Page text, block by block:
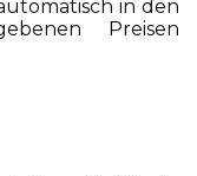
in den
Preisen